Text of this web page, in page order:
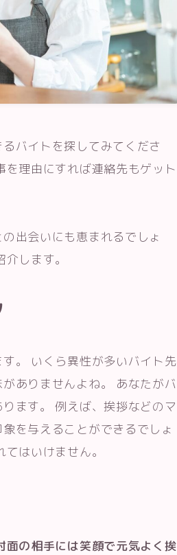
バイトを探してみてくださ
理由にすれば連絡先もゲット
出会いにも恵まれるでしょ
します。
。 いくら異性が多いバイト先
ありませんよね。 あなたがバ
ます。 例えば、挨拶などのマ
を与えることができるでしょ
はいけません。
面の相手には笑顔で元気よく挨